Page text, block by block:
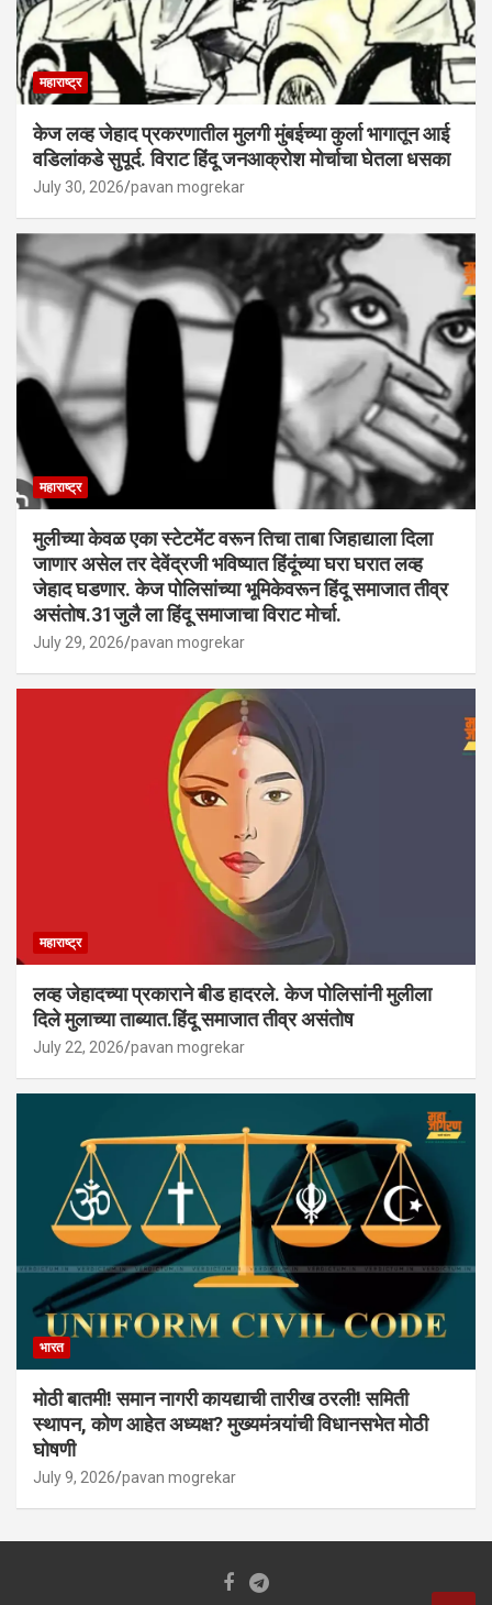
महाराष्ट्र
केज लव्ह जेहाद प्रकरणातील मुलगी मुंबईच्या कुर्ला भागातून आई
वडिलांकडे सुपूर्द. विराट हिंदू जनआक्रोश मोर्चाचा घेतला धसका
July 30, 2026 pavan mogrekar
महाराष्ट्र
मुलीच्या केवळ एका स्टेटमेंट वरून तिचा ताबा जिहाद्याला दिला
जाणार असेल तर देवेंद्रजी भविष्यात हिंदूंच्या घरा घरात लव्ह
जेहाद घडणार. केज पोलिसांच्या भूमिकेवरून हिंदू समाजात तीव्र
असंतोष.31जुलै ला हिंदू समाजाचा विराट मोर्चा.
July 29, 2026 pavan mogrekar
महाराष्ट्र
लव्ह जेहादच्या प्रकाराने बीड हादरले. केज पोलिसांनी मुलीला
दिले मुलाच्या ताब्यात.हिंदू समाजात तीव्र असंतोष
July 22, 2026 pavan mogrekar
भारत
मोठी बातमी! समान नागरी कायद्याची तारीख ठरली! समिती
स्थापन, कोण आहेत अध्यक्ष? मुख्यमंत्र्यांची विधानसभेत मोठी
घोषणी
July 9, 2026 pavan mogrekar